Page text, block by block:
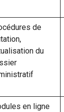
de
du
en ligne